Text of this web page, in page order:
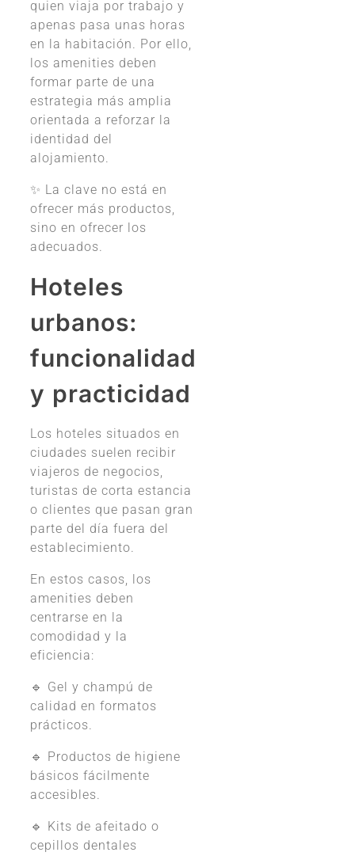
quien viaja por trabajo y
apenas pasa unas horas
en la habitación. Por ello,
los amenities deben
formar parte de una
estrategia más amplia
orientada a reforzar la
identidad del
alojamiento.
✨ La clave no está en
ofrecer más productos,
sino en ofrecer los
adecuados.
Hoteles
urbanos:
funcionalidad
y practicidad
Los hoteles situados en
ciudades suelen recibir
viajeros de negocios,
turistas de corta estancia
o clientes que pasan gran
parte del día fuera del
establecimiento.
En estos casos, los
amenities deben
centrarse en la
comodidad y la
eficiencia:
🔹 Gel y champú de
calidad en formatos
prácticos.
🔹 Productos de higiene
básicos fácilmente
accesibles.
🔹 Kits de afeitado o
cepillos dentales